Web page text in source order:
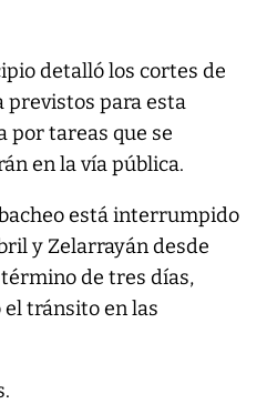
detalló los cortes de
previstos para esta
por tareas que se
en la vía pública.
está interrumpido
y Zelarrayán desde
de tres días,
tránsito en las